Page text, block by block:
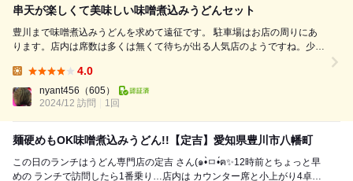
串天が楽しくて美味しい味噌煮込みうどんセット
豊川まで味噌煮込みうどんを求めて遠征です。 駐車場はお店の周りにあ
ります。店内は席数は多くは無くて待ちが出る人気店のようですね。少し
天2本付きのセットを注文 麺は硬めか選べたのでもちろん硬めで。 待っ
ている間天ぷらを揚げる...
4.0
nyant456 （605）
2024/12 訪問
1回
麺硬めもOK味噌煮込みうどん!!【定吉】愛知県豊川市八幡町
この日のランチはうどん専門店の定吉 さん(๑•̀ㅁ•́ฅ✨12時前とちょっと早
めの ランチで訪問したら1番乗り…店内は カウンター席と小上がり4卓と